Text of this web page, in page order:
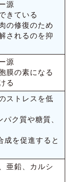
源
きている
の修復のため
されるのを抑
源
膜の素になる
る
ストレスを低
パク質や糖質、
成を促進すると
亜鉛、カルシ